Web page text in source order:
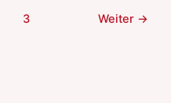
3 Weiter →